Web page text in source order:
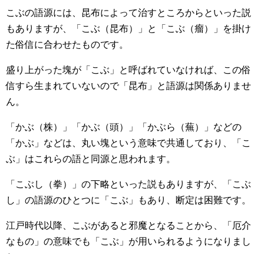
こぶの語源には、昆布によって治すところからといった説
もありますが、「こぶ（昆布）」と「こぶ（瘤）」を掛け
た俗信に合わせたものです。
盛り上がった塊が「こぶ」と呼ばれていなければ、この俗
信すら生まれていないので「昆布」と語源は関係ありませ
ん。
「かぶ（株）」「かぶ（頭）」「かぶら（蕪）」などの
「かぶ」などは、丸い塊という意味で共通しており、「こ
ぶ」はこれらの語と同源と思われます。
「こぶし（拳）」の下略といった説もありますが、「こぶ
し」の語源のひとつに「こぶ」もあり、断定は困難です。
江戸時代以降、こぶがあると邪魔となることから、「厄介
なもの」の意味でも「こぶ」が用いられるようになりまし